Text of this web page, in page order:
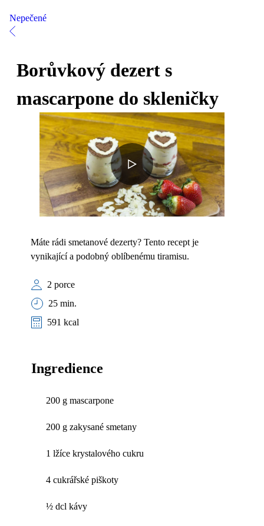
Nepečené
Borůvkový dezert s
mascarpone do skleničky
Máte rádi smetanové dezerty? Tento recept je
vynikající a podobný oblíbenému tiramisu.
2 porce
25 min.
591 kcal
Ingredience
200 g mascarpone
200 g zakysané smetany
1 lžíce krystalového cukru
4 cukrářské piškoty
½ dcl kávy